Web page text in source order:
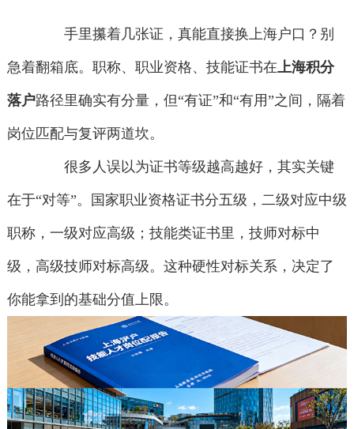
手里攥着几张证，真能直接换上海户口？别
急着翻箱底。职称、职业资格、技能证书在上海积分
落户路径里确实有分量，但“有证”和“有用”之间，隔着
岗位匹配与复评两道坎。
很多人误以为证书等级越高越好，其实关键
在于“对等”。国家职业资格证书分五级，二级对应中级
职称，一级对应高级；技能类证书里，技师对标中
级，高级技师对标高级。这种硬性对标关系，决定了
你能拿到的基础分值上限。